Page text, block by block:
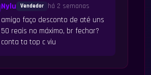
Nylu Vendedor há 2 semanas
amigo faço desconto de até uns
50 reais no máximo, br fechar?
conta ta top c viu